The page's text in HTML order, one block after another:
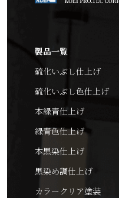
製品一覧
硫化いぶし仕上げ
硫化いぶし色仕上げ
本緑青仕上げ
緑青色仕上げ
本黒染仕上げ
黒染め調仕上げ
カラークリア塗装